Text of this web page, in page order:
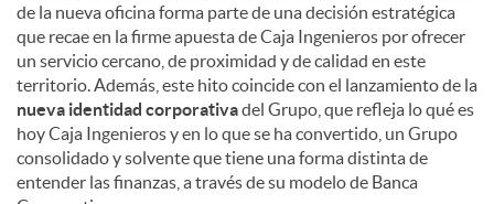
de la nueva oficina forma parte de una decisión estratégica
que recae en la firme apuesta de Caja Ingenieros por ofrecer
un servicio cercano, de proximidad y de calidad en este
territorio. Además, este hito coincide con el lanzamiento de la
nueva identidad corporativadel Grupo, que refleja lo qué es
hoy Caja Ingenieros y en lo que se ha convertido, un Grupo
consolidado y solvente que tiene una forma distinta de
entender las finanzas, a través de su modelo de Banca